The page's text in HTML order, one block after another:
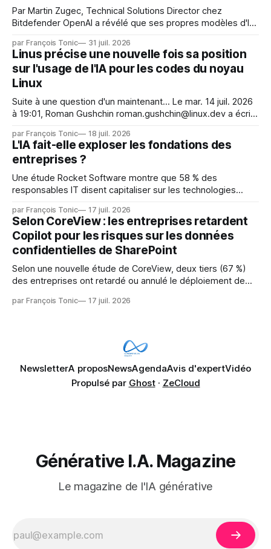
Par Martin Zugec, Technical Solutions Director chez
Bitdefender OpenAI a révélé que ses propres modèles d'IA,
s'étaient échappés de leur environnement isolé (sandbox)
et avaient mené une intrusion non autorisée sur Hugging
Face. La réaction
par François Tonic 31 juil. 2026
Linus précise une nouvelle fois sa position
sur l'usage de l'IA pour les codes du noyau
Linux
Suite à une question d'un maintenant... Le mar. 14 juil. 2026
à 19:01, Roman Gushchin roman.gushchin@linux.dev a écrit :
mainteneurs — irréalisable. Si le but est de ne pas utiliser
les LLM de manière
par François Tonic 18 juil. 2026
L'IA fait-elle exploser les fondations des
entreprises ?
Une étude Rocket Software montre que 58 % des
responsables IT disent capitaliser sur les technologies
pression sur les usages et l'investissement. Cette pression
révèle un écart entre l'ambition et la préparation.
par François Tonic 17 juil. 2026
Selon CoreView : les entreprises retardent
Copilot pour les risques sur les données
confidentielles de SharePoint
Selon une nouvelle étude de CoreView, deux tiers (67 %)
des entreprises ont retardé ou annulé le déploiement de
données confidentielles de SharePoint. Les trois quarts (75
par François Tonic 17 juil. 2026
NewsletterA proposNewsAgendaAvis d'expertVidéo
Propulsé par Ghost· ZeCloud
Générative I.A. Magazine
Le magazine de l'IA générative